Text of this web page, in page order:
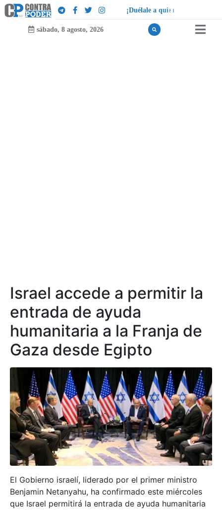
¡Duélale a quie n
sábado, 8 agosto, 2026
Israel accede a permitir la
entrada de ayuda
humanitaria a la Franja de
Gaza desde Egipto
El Gobierno israelí, liderado por el primer ministro
Benjamin Netanyahu, ha confirmado este miércoles
que Israel permitirá la entrada de ayuda humanitaria